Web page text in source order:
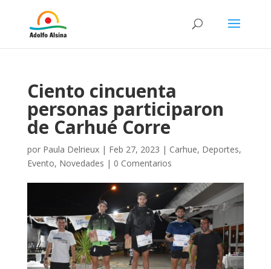
Ciento cincuenta
personas participaron
de Carhué Corre
por Paula Delrieux| Feb 27, 2023 | Carhue, Deportes,
Evento, Novedades | 0 Comentarios